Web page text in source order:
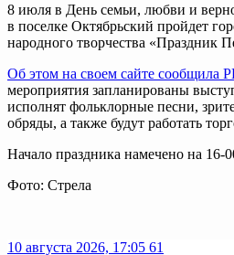
8 июля в День семьи, любви и
в поселке Октябрьский пройдет
народного творчества «Праздник
Об этом на своем сайте сообщила
мероприятия запланированы
исполнят фольклорные песни,
обряды, а также будут работать
Начало праздника намечено на 16-
Фото: Стрела
10 августа 2026, 17:05 61